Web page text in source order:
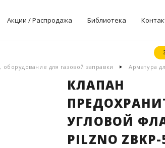
Акции / Распродажа Библиотека
Документы
Опросные листы
Статьи
Дилерские
сертификаты
для газовой заправки Арматура
КЛАПАН
УГЛОВОЙ
PILZNO